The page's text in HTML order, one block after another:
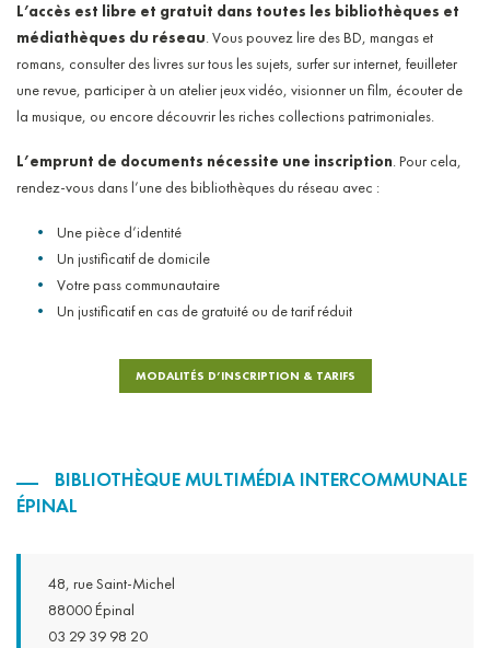
L’accès est libre et gratuit dans toutes les bibliothèques et
médiathèques du réseau. Vous pouvez lire des BD, mangas et
romans, consulter des livres sur tous les sujets, surfer sur internet, feuilleter
une revue, participer à un atelier jeux vidéo, visionner un film, écouter de
la musique, ou encore découvrir les riches collections patrimoniales.
L’emprunt de documents nécessite une inscription. Pour cela,
rendez-vous dans l’une des bibliothèques du réseau avec :
Une pièce d’identité
Un justificatif de domicile
Votre pass communautaire
Un justificatif en cas de gratuité ou de tarif réduit
MODALITÉS D’INSCRIPTION & TARIFS
BIBLIOTHÈQUE MULTIMÉDIA INTERCOMMUNALE
ÉPINAL
48, rue Saint-Michel
88000 Épinal
03 29 39 98 20